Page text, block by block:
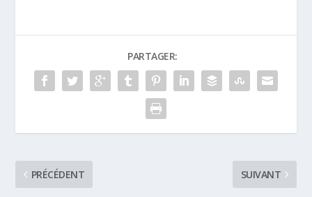
PARTAGER:
PRÉCÉDENT SUIVANT